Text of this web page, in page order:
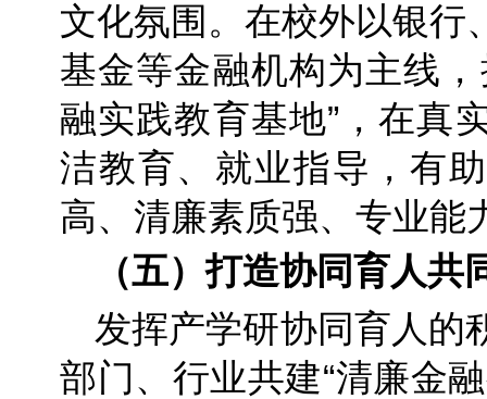
文化氛围。在校外以银行
基金等金融机构为主线
融实践教育基地”，在真
洁教育、就业指导，有
高、清廉素质强、专业能
（五）打造协同育人共
发挥产学研协同育人的
部门、行业共建“清廉金